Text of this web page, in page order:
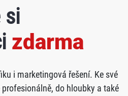
si
zdarma
i marketingová řešení. Ke své
do hloubky a také